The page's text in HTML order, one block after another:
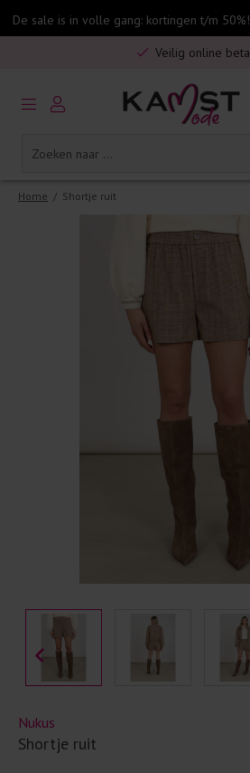
De sale is in volle gang: kortingen t/m 50%!
Gratis verzending in
Veilig online
5% spaarbonus op
Gratis verzending in
Home / Shortje ruit
Nukus
Shortje ruit